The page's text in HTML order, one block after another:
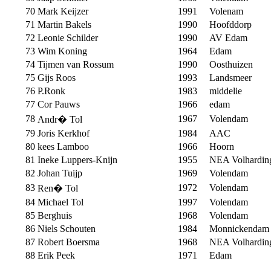
70 Mark Keijzer 1991
Volenam
71 Martin Bakels 1990
Hoofddorp
72 Leonie Schilder 1990
AV Edam
73 Wim Koning 1964
Edam
74 Tijmen van Rossum 1990
Oosthuizen
75 Gijs Roos 1993
Landsmeer
76 P.Ronk 1983
middelie
77 Cor Pauws 1966
edam
78 Andr� Tol 1967
Volendam
79 Joris Kerkhof 1984
AAC
80 kees Lamboo 1966
Hoorn
81 Ineke Luppers-Knijn 1955
NEA
82 Johan Tuijp 1969
Volendam
83 Ren� Tol 1972
Volendam
84 Michael Tol 1997
Volendam
85 Berghuis 1968
Volendam
86 Niels Schouten 1984
Monnickendam
87 Robert Boersma 1968
NEA
88 Erik Peek 1971
Edam